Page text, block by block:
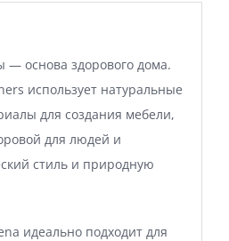
— основа здорового дома.
использует натуральные
для создания мебели,
для людей и
стиль и природную
идеально подходит для